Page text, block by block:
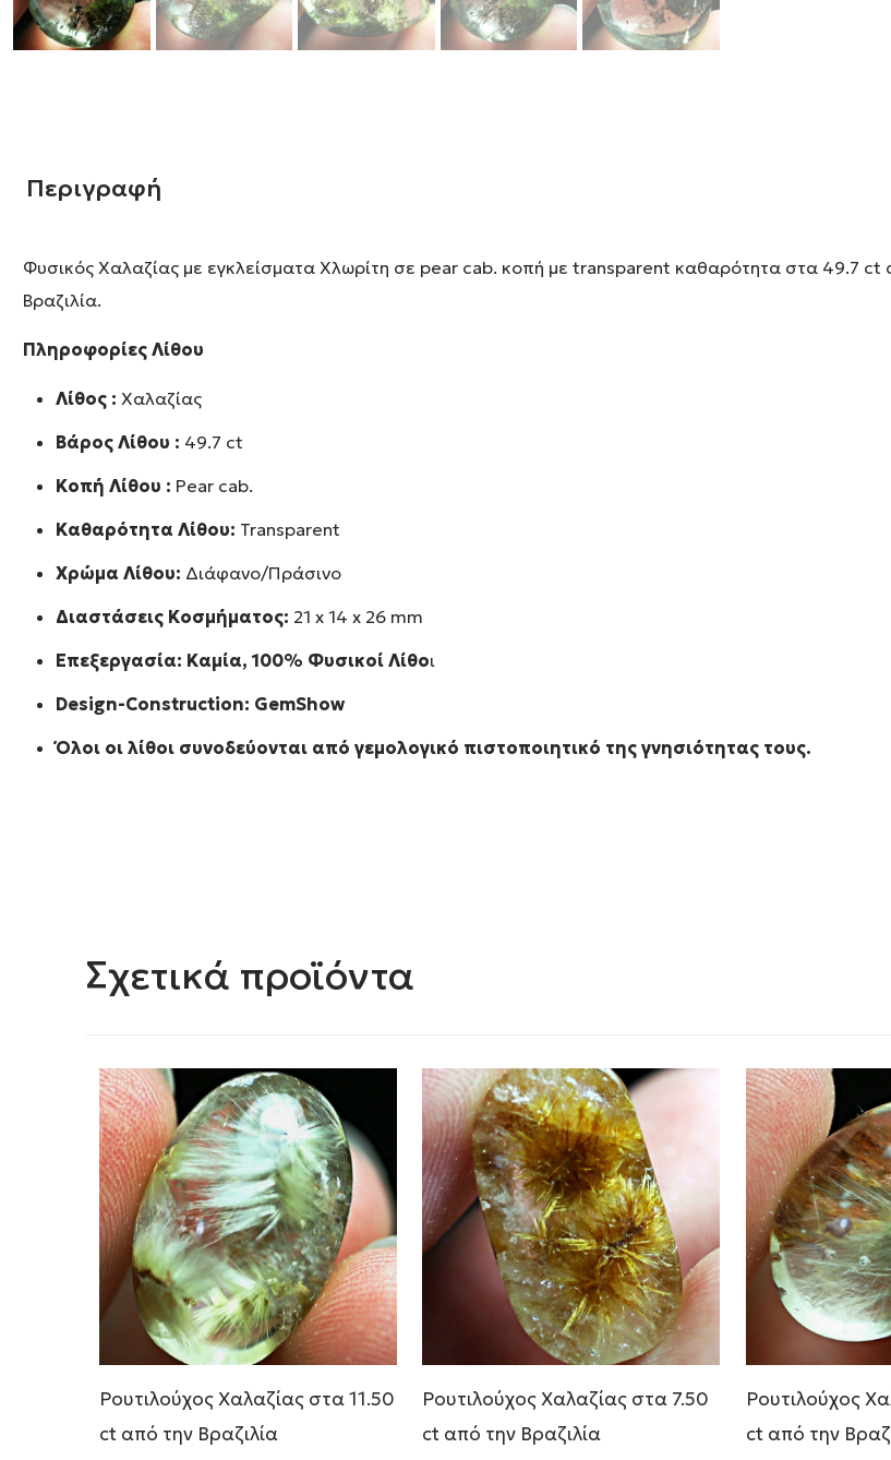
Περιγραφή
Φυσικός Χαλαζίας με εγκλείσματα Χλωρίτη σε pear cab. κοπή με transparent καθαρότητα στα 49.7 ct
Βραζιλία.
Πληροφορίες Λίθου
Λίθος : Χαλαζίας
Βάρος Λίθου : 49.7 ct
Κοπή Λίθου : Pear cab.
Καθαρότητα Λίθου: Transparent
Χρώμα Λίθου: Διάφανο/Πράσινο
Διαστάσεις Κοσμήματος: 21 x 14 x 26 mm
Επεξεργασία: Καμία, 100% Φυσικοί Λίθοι
Design-Construction: GemShow
Όλοι οι λίθοι συνοδεύονται από γεμολογικό πιστοποιητικό της γνησιότητας τους.
Σχετικά προϊόντα
Ρουτιλούχος Χαλαζίας στα 11.50
ct από την Βραζιλία
Ρουτιλούχος Χαλαζίας στα 7.50
ct από την Βραζιλία
Ρουτιλούχος
ct από την